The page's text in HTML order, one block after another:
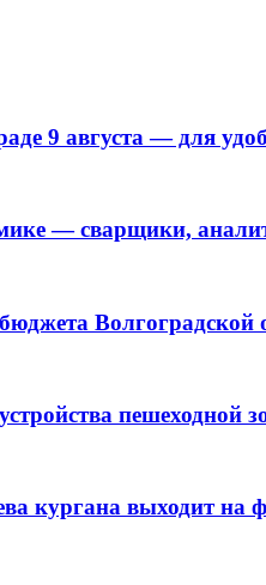
9 августа — для
— сварщики,
Волгоградской
пешеходной
кургана выходит